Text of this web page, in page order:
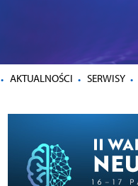
AKTUALNOŚCI SERWISY